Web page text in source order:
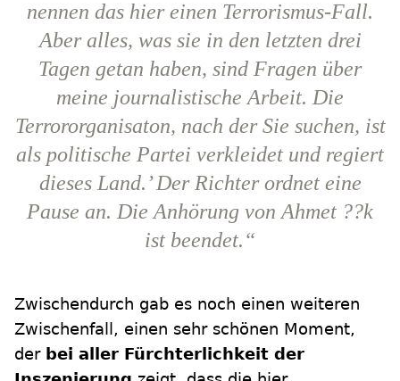
nennen das hier einen Terrorismus-Fall.
Aber alles, was sie in den letzten drei
Tagen getan haben, sind Fragen über
meine journalistische Arbeit. Die
Terrororganisaton, nach der Sie suchen, ist
als politische Partei verkleidet und regiert
dieses Land.’ Der Richter ordnet eine
Pause an. Die Anhörung von Ahmet ??k
ist beendet.“
Zwischendurch gab es noch einen weiteren
Zwischenfall, einen sehr schönen Moment,
der bei aller Fürchterlichkeit der